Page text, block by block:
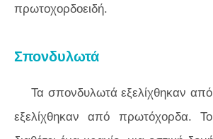
πρωτοχορδοειδή.
Σπονδυλωτά
Τα σπονδυλωτά εξελίχθηκαν
εξελίχθηκαν από πρωτόχορδα.